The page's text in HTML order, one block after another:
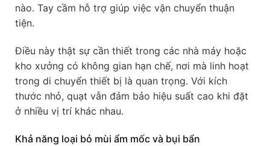
nào. Tay cầm hỗ trợ giúp việc vận chuyển thuận
tiện.
Điều này thật sự cần thiết trong các nhà máy hoặc
kho xưởng có không gian hạn chế, nơi mà linh hoạt
trong di chuyển thiết bị là quan trọng. Với kích
thước nhỏ, quạt vẫn đảm bảo hiệu suất cao khi đặt
ở nhiều vị trí khác nhau.
Khả năng loại bỏ mùi ẩm mốc và bụi bẩn